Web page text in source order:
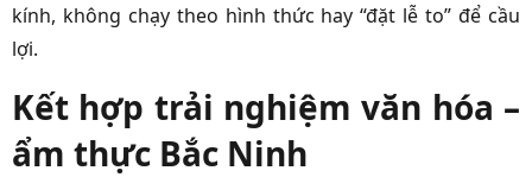
kính, không chạy theo hình thức hay “đặt lễ to” để cầu
lợi.
Kết hợp trải nghiệm văn hóa –
ẩm thực Bắc Ninh